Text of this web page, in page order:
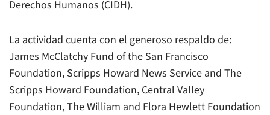
Derechos Humanos (CIDH).
La actividad cuenta con el generoso respaldo de:
James McClatchy Fund of the San Francisco
Foundation, Scripps Howard News Service and The
Scripps Howard Foundation, Central Valley
Foundation, The William and Flora Hewlett Foundation